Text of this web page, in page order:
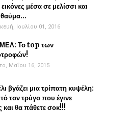
μέσα σε μελίσσι και
θαύμα...
Ιουλίου 01, 2016
Το top των
Μαΐου 16, 2015
βγάζει μια τρίπατη κυψέλη:
τον τρύγο που έγινε
και θα πάθετε σοκ!!!